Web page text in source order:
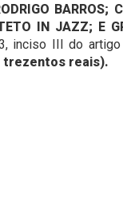
BARROS;
IN JAZZ; E
inciso III do artigo
trezentos reais).